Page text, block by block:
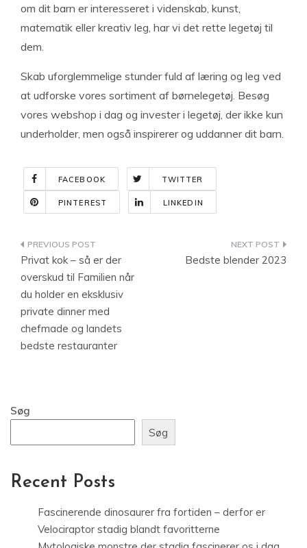
om dit barn er interesseret i videnskab, kunst,
matematik eller kreativ leg, har vi det rette legetøj til
dem.
Skab uforglemmelige stunder fuld af læring og leg ved
at udforske vores sortiment af børnelegetøj. Besøg
vores webshop i dag og invester i legetøj, der ikke kun
underholder, men også inspirerer og uddanner dit barn.
FACEBOOK TWITTER
PINTEREST LINKEDIN
Indlægsnavigation
Privat kok – så er der
overskud til Familien når
du holder en eksklusiv
private dinner med
chefmade og landets
bedste restauranter
Bedste blender 2023
Søg
Søg
Recent Posts
Fascinerende dinosaurer fra fortiden – derfor er
Velociraptor stadig blandt favoritterne